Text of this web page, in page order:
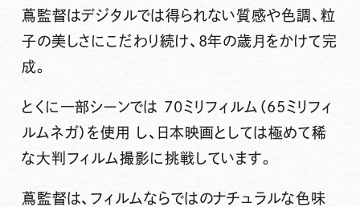
蔦監督はデジタルでは得られない質感や色調、粒
子の美しさにこだわり続け、8年の歳月をかけて完
成。
とくに一部シーンでは 70ミリフィルム（65ミリフィ
ルムネガ）を使用
し、日本映画としては極めて稀
な大判フィルム撮影に挑戦しています。
蔦監督は、フィルムならではのナチュラルな色味